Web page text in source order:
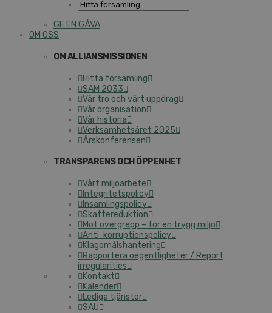
GE EN GÅVA
OM OSS
OM ALLIANSMISSIONEN
Hitta församling
SAM 2033
Vår tro och vårt uppdrag
Vår organisation
Vår historia
Verksamhetsåret 2025
Årskonferensen
TRANSPARENS OCH ÖPPENHET
Vårt miljöarbete
Integritetspolicy
Insamlingspolicy
Skattereduktion
Mot övergrepp – för en trygg miljö
Anti-korruptionspolicy
Klagomålshantering
Rapportera oegentligheter / Report
irregularities
Kontakt
Kalender
Lediga tjänster
SAU